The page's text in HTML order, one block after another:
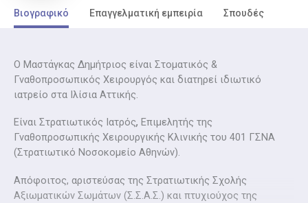
Βιογραφικό Επαγγελματική εμπειρία Σπουδές
Ο Μαστάγκας Δημήτριος είναι Στοματικός &
Γναθοπροσωπικός Χειρουργός και διατηρεί ιδιωτικό
ιατρείο στα Ιλίσια Αττικής.
Είναι Στρατιωτικός Ιατρός, Επιμελητής της
Γναθοπροσωπικής Χειρουργικής Κλινικής του 401 ΓΣΝΑ
(Στρατιωτικό Νοσοκομείο Αθηνών).
Απόφοιτος, αριστεύσας της Στρατιωτικής Σχολής
Αξιωματικών Σωμάτων (Σ.Σ.Α.Σ.) και πτυχιούχος της